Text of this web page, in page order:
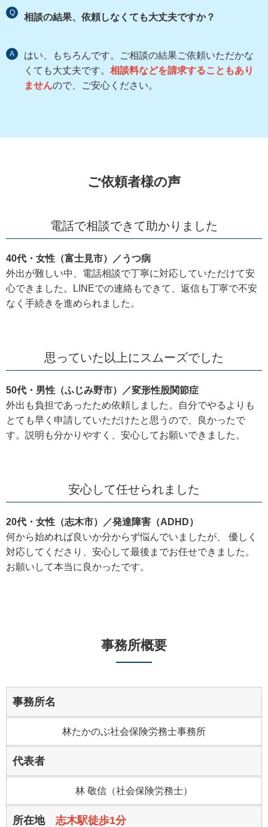
Q 相談の結果、依頼しなくても大丈夫ですか？
A
はい、もちろんです。ご相談の結果ご依頼いただかな
くても大丈夫です。 相談料などを請求することもあり
ませんので、ご安心ください。
ご依頼者様の声
電話で相談できて助かりました
40代・女性（富士見市）／うつ病
外出が難しい中、電話相談で丁寧に対応していただけて安
心できました。LINEでの連絡もできて、返信も丁寧で不安
なく手続きを進められました。
思っていた以上にスムーズでした
50代・男性（ふじみ野市）／変形性股関節症
外出も負担であったため依頼しました。自分でやるよりも
とても早く申請していただけたと思うので、良かったで
す。説明も分かりやすく、安心してお願いできました。
安心して任せられました
20代・女性（志木市）／発達障害（ADHD）
何から始めれば良いか分からず悩んでいましたが、 優しく
対応してくださり、安心して最後までお任せできました。
お願いして本当に良かったです。
事務所概要
事務所名
林たかのぶ社会保険労務士事務所
代表者
林 敬信（社会保険労務士）
所在地 志木駅徒歩1分